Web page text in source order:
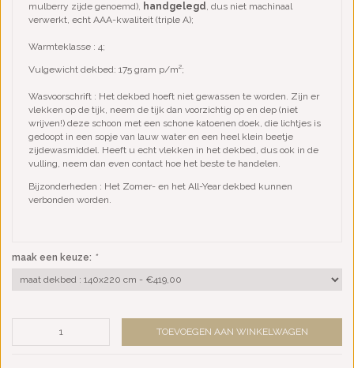
mulberry zijde genoemd), handgelegd, dus niet machinaal
verwerkt, echt AAA-kwaliteit (triple A);
Warmteklasse : 4;
Vulgewicht dekbed: 175 gram p/m²;
Wasvoorschrift : Het dekbed hoeft niet gewassen te worden. Zijn er
vlekken op de tijk, neem de tijk dan voorzichtig op en dep (niet
wrijven!) deze schoon met een schone katoenen doek, die lichtjes is
gedoopt in een sopje van lauw water en een heel klein beetje
zijdewasmiddel. Heeft u echt vlekken in het dekbed, dus ook in de
vulling, neem dan even contact hoe het beste te handelen.
Bijzonderheden : Het Zomer- en het All-Year dekbed kunnen
verbonden worden.
maak een keuze: *
TOEVOEGEN AAN WINKELWAGEN